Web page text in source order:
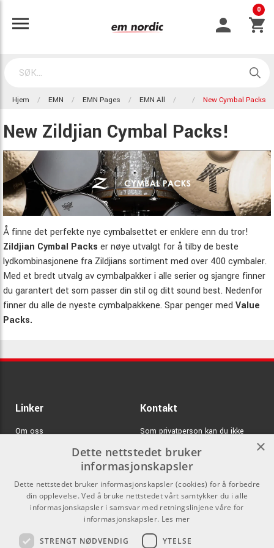
0
Hjem EMN EMN Pages EMN All New Cymbal Packs
New Zildjian Cymbal Packs!
Å finne det perfekte nye cymbalsettet er enklere enn du tror!
Zildjian Cymbal Packs er nøye utvalgt for å tilby de beste
lydkombinasjonene fra Zildjians sortiment med over 400 cymbaler.
Med et bredt utvalg av cymbalpakker i alle serier og sjangre finner
du garantert det som passer din stil og ditt sound best. Nedenfor
finner du alle de nyeste cymbalpakkene. Spar penger med Value
Packs.
Linker
Om oss
GDPR & Cookies
Kontakt
Som privatperson kan du ikke
kjøpe på denne nettsiden, alt salg
skjer gjennom våre forhandlere.
info@emnordic.no
×
Dette nettstedet bruker
informasjonskapsler
Dette nettstedet bruker informasjonskapsler (cookies) for å forbedre
din opplevelse. Ved å bruke nettstedet vårt samtykker du i alle
informasjonskapsler i samsvar med retningslinjene våre for
informasjonskapsler. Les mer
STRENGT NØDVENDIG YTELSE